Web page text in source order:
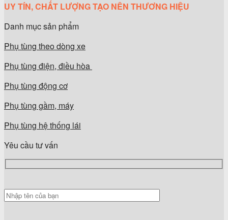
UY TÍN, CHẤT LƯỢNG TẠO NÊN THƯƠNG HIỆU
Danh mục sản phẩm
Phụ tùng theo dòng xe
Phụ tùng điện, điều hòa
Phụ tùng động cơ
Phụ tùng gầm, máy
Phụ tùng hệ thống lái
Yêu cầu tư vấn